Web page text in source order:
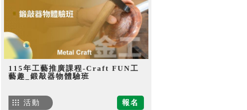
115年工藝推廣課程-Craft FUN工
藝趣_鍛敲器物體驗班
報名
活動